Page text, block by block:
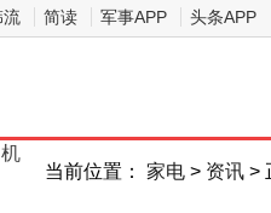
流 简读 军事APP 头条APP
当前位置： 家电 > 资讯 >